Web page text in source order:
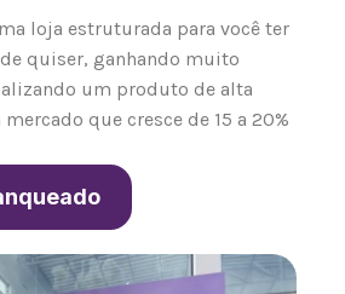
loja estruturada para você ter
quiser, ganhando muito
um produto de alta
que cresce de 15 a 20%